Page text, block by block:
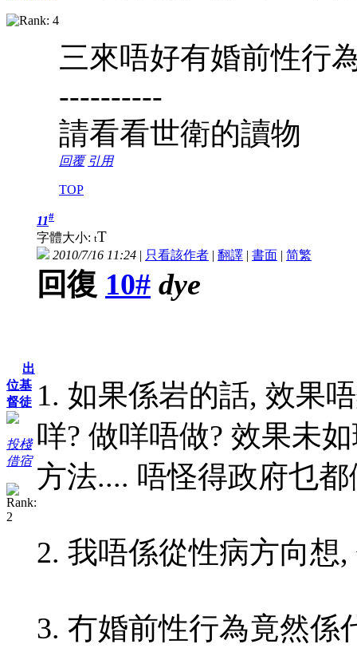
三來唔好有婚前性行
----------
請看看世衛的讀物
回覆 引用
TOP
出
位基
督徒
投棧
借宿
11#
字體大小: tT
2010/7/16 11:24 | 只看該作者 | 翻譯 | 書面 | 简繁
回復 10# dye
1. 如果係岩的話, 效果
咩? 做咩唔做? 效果未
方法.... 唔怪得政府乜
2. 我唔係從性病方向想
3. 冇婚前性行為竟然係